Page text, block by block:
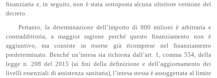
finanziaria e, in seguito, non è stata sottoposta alcuna ulteriore versione del
decreto.
Pertanto, la determinazione dell’importo di 800 milioni è arbitraria e
contraddittoria, a maggior ragione perché questo finanziamento non è
aggiuntivo, ma consiste in risorse già ricomprese nel finanziamento
predeterminato. Benché un’intesa sia richiesta dall’art. 1, comma 554, della
legge n. 208 del 2015 (ai fini della definizione e dell’aggiornamento dei
livelli essenziali di assistenza sanitaria), l’intesa stessa è assoggettata al limite